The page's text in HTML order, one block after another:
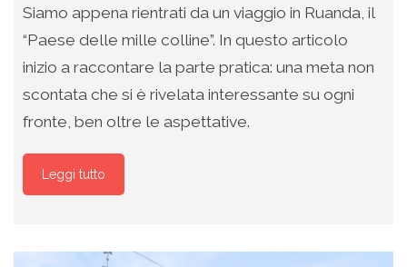
Siamo appena rientrati da un viaggio in Ruanda, il
“Paese delle mille colline”. In questo articolo
inizio a raccontare la parte pratica: una meta non
scontata che si è rivelata interessante su ogni
fronte, ben oltre le aspettative.
Leggi tutto